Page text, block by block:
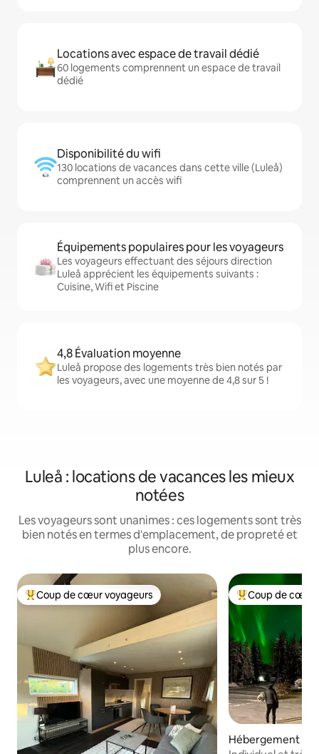
Locations avec espace de travail dédié
60 logements comprennent un espace de travail
dédié
Disponibilité du wifi
130 locations de vacances dans cette ville (Luleå)
comprennent un accès wifi
Équipements populaires pour les voyageurs
Les voyageurs effectuant des séjours direction
Luleå apprécient les équipements suivants :
Cuisine, Wifi et Piscine
4,8 Évaluation moyenne
Luleå propose des logements très bien notés par
les voyageurs, avec une moyenne de 4,8 sur 5 !
Luleå : locations de vacances les mieux
notées
Les voyageurs sont unanimes : ces logements sont très
bien notés en termes d'emplacement, de propreté et
plus encore.
Coups de cœur voyageurs les plus appréciés
Coup de cœur voyageurs Coups de cœur
Coup de cœur
Hébergement ⋅